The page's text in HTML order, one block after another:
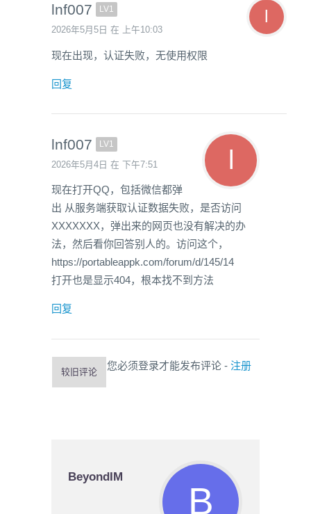
lnf007 LV1
2026年5月5日 在 上午10:03
现在出现，认证失败，无使用权限
回复
lnf007 LV1
2026年5月4日 在 下午7:51
现在打开QQ，包括微信都弹
出 从服务端获取认证数据失败，是否访问
XXXXXXX，弹出来的网页也没有解决的办
法，然后看你回答别人的。访问这个，
https://portableappk.com/forum/d/145/14
打开也是显示404，根本找不到方法
回复
较旧评论
您必须登录才能发布评论 - 注册
BeyondIM